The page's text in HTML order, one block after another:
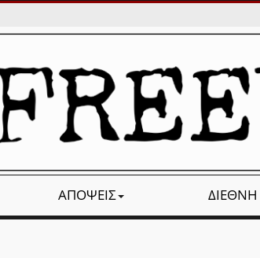
ΑΠΌΨΕΙΣ ΔΙΕΘΝΉ